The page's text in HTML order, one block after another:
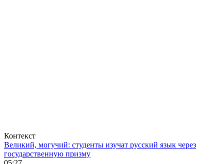
Контекст
Великий, могучий: студенты изучат русский язык через
государственную призму